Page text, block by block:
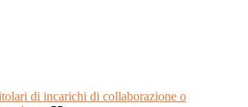
di incarichi di collaborazione o